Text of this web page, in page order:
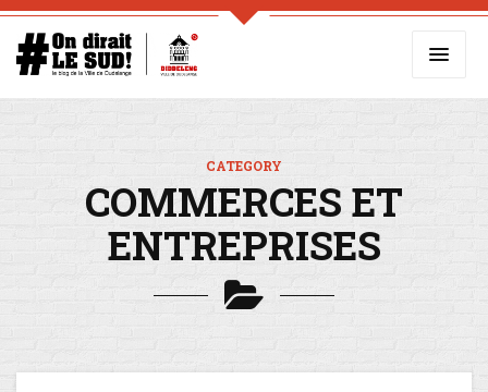
CATEGORY
COMMERCES ET
ENTREPRISES